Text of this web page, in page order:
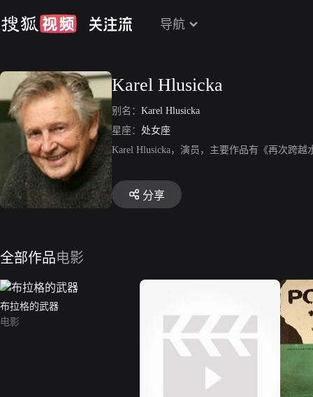
导航
Karel Hlusicka
别名： Karel Hlusicka
星座： 处女座
Karel Hlusicka，演员，主要作品有《再次跨
分享
全部作品电影
布拉格的武器
电影